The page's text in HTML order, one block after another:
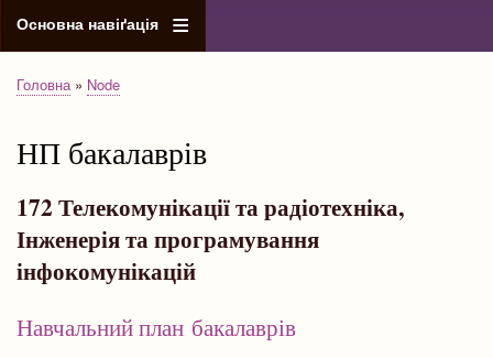
Основна навіґація
Рядок
Головна Node
НП бакалаврів
172 Телекомунікації та радіотехніка,
Інженерія та програмування
інфокомунікацій
Навчальний план бакалаврів